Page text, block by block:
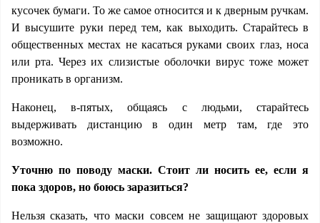
кусочек бумаги. То же самое относится и к дверным ручкам.
И высушите руки перед тем, как выходить. Старайтесь в
общественных местах не касаться руками своих глаз, носа
или рта. Через их слизистые оболочки вирус тоже может
проникать в организм.
Наконец, в-пятых, общаясь с людьми, старайтесь
выдерживать дистанцию в один метр там, где это
возможно.
Уточню по поводу маски. Стоит ли носить ее, если я
пока здоров, но боюсь заразиться?
Нельзя сказать, что маски совсем не защищают здоровых